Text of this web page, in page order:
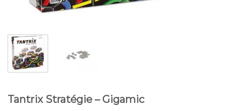
Tantrix Stratégie – Gigamic